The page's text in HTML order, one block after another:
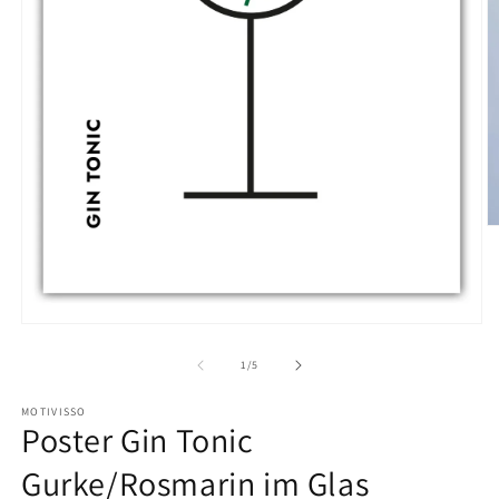
1/von
5
MOTIVISSO
Poster Gin Tonic
Gurke/Rosmarin im Glas